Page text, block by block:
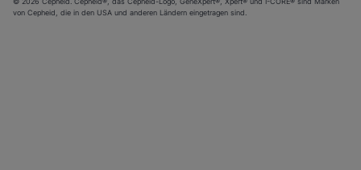
von Cepheid, die in den USA und anderen Ländern eingetragen sind.